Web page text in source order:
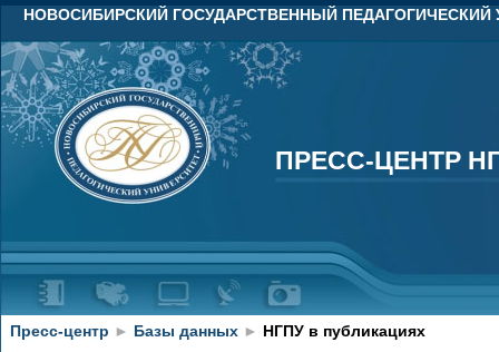
НОВОСИБИРСКИЙ ГОСУДАРСТВЕННЫЙ ПЕДАГОГИЧЕСКИЙ
ПРЕСС-ЦЕНТР
ПРЕСС-ЦЕНТР
Пресс-центр ► Базы данных ► НГПУ в публикациях